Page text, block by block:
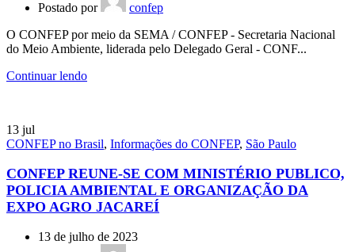
Postado por
confep
O CONFEP por meio da SEMA / CONFEP - Secretaria Nacional
do Meio Ambiente, liderada pelo Delegado Geral - CONF...
Continuar lendo
13 jul
CONFEP no Brasil, Informações do CONFEP, São Paulo
CONFEP REUNE-SE COM MINISTÉRIO PUBLICO,
POLICIA AMBIENTAL E ORGANIZAÇÃO DA
EXPO AGRO JACAREÍ
13 de julho de 2023